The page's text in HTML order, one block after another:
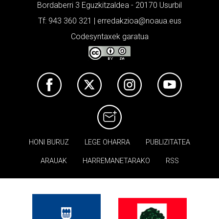
Bordaberri 3 Eguzkitzaldea - 20170 Usurbil
Tf: 943 360 321 | erredakzioa@noaua.eus
Codesyntaxek garatua
HONI BURUZ LEGE OHARRA PUBLIZITATEA
ARAUAK HARREMANETARAKO RSS